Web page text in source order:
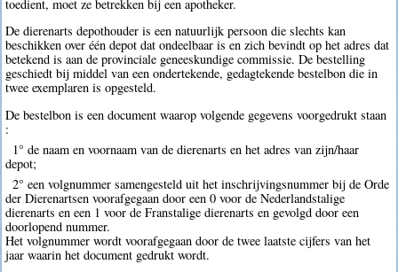
toedient, moet ze betrekken bij een apotheker.
De dierenarts depothouder is een natuurlijk persoon die slechts kan
beschikken over één depot dat ondeelbaar is en zich bevindt op het adres dat
betekend is aan de provinciale geneeskundige commissie. De bestelling
geschiedt bij middel van een ondertekende, gedagtekende bestelbon die in
twee exemplaren is opgesteld.
De bestelbon is een document waarop volgende gegevens voorgedrukt staan
:
1° de naam en voornaam van de dierenarts en het adres van zijn/haar
depot;
2° een volgnummer samengesteld uit het inschrijvingsnummer bij de Orde
der Dierenartsen voorafgegaan door een 0 voor de Nederlandstalige
dierenarts en een 1 voor de Franstalige dierenarts en gevolgd door een
doorlopend nummer.
Het volgnummer wordt voorafgegaan door de twee laatste cijfers van het
jaar waarin het document gedrukt wordt.